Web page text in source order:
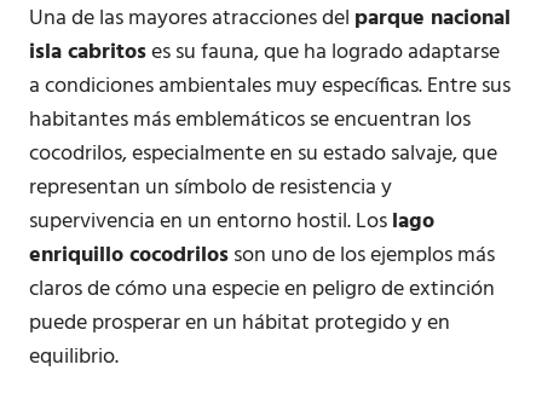
Una de las mayores atracciones del parque nacional
isla cabritoses su fauna, que ha logrado adaptarse
a condiciones ambientales muy específicas. Entre sus
habitantes más emblemáticos se encuentran los
cocodrilos, especialmente en su estado salvaje, que
representan un símbolo de resistencia y
supervivencia en un entorno hostil. Loslago
enriquillo cocodrilosson uno de los ejemplos más
claros de cómo una especie en peligro de extinción
puede prosperar en un hábitat protegido y en
equilibrio.